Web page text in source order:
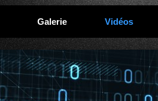
Galerie Vidéos